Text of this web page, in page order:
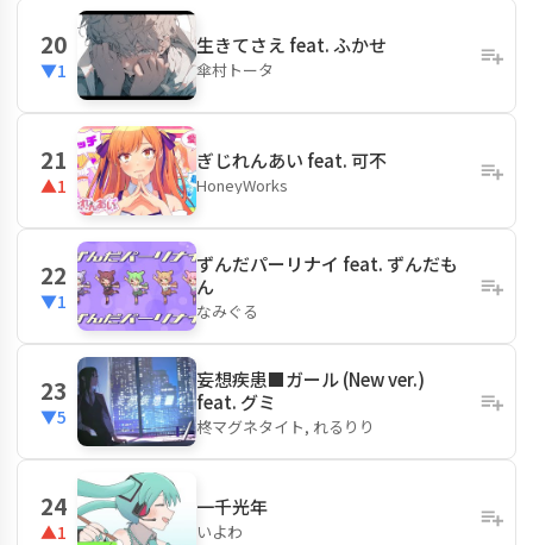
20
▼1
生きてさえ feat. ふかせ
傘村トータ
21
▲1
ぎじれんあい feat. 可不
HoneyWorks
22
▼1
ずんだパーリナイ feat. ずんだも
ん
なみぐる
23
▼5
妄想疾患■ガール (New ver.)
feat. グミ
柊マグネタイト, れるりり
24
▲1
一千光年
いよわ